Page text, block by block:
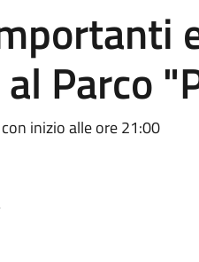
Parco
inizio alle ore 21:00